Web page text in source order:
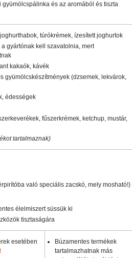
gyümölcspálinka és az aromából és tiszta
túrókrémek, ízesített joghurtok
gyártónak kell szavatolnia, mert
kakaók, kávék
gyümölcskészítmények (dzsemek, lekvárok,
édességek
fűszerkrémek, ketchup, mustár,
tartalmaznak)
való speciális zacskó, mely mosható!)
élelmiszert süssük ki
tisztaságára
esetében
Búzamentes termékek
tartalmazhatnak más